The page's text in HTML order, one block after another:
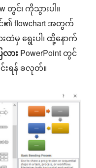
တွင်၊ ကိုသွားပါ။
၏ flowchart အတွက်
မှ ရွေးပါ၊ ထို့နောက်
ား PowerPoint တွင်
းရန် ခလုတ်။